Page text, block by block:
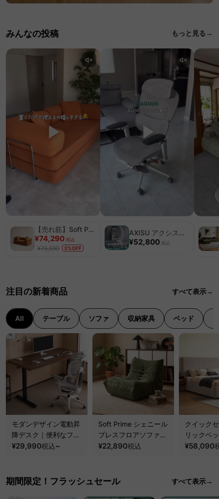
みんなの投稿 もっと見る→
【売れ筋】Soft Prime レトロモダンソファベッド｜20色以上から選べるコーデュロイ2WAY【色カスタマイズ可】
¥74,290 税込
¥76,590 3%OFF
AXISU アクシスエルゴフライオフィスチェア｜圧倒的な追従機能とフルサポート構造
¥52,800 税込
注目の新着商品 すべて表示→
All テーブル ソファ 収納家具 ベッド
モダンデザイン電動昇
降デスク｜便利なフッ
ク・コンセント・
ー機能搭載ワークデス
ク
¥29,990税込~
Soft Prime シェニール
プレスフロアソファ｜
圧縮梱包で搬入しやす
ァ
¥22,890税込
クイック
リックベ
要で組み
¥58,090
期間限定！フラッシュセール すべて表示→